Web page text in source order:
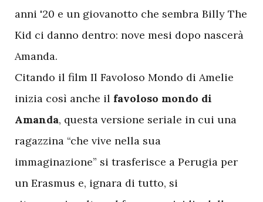
anni '20 e un giovanotto che sembra Billy The
Kid ci danno dentro: nove mesi dopo nascerà
Amanda.
Citando il film Il Favoloso Mondo di Amelie
inizia così anche il favoloso mondo di
Amanda, questa versione seriale in cui una
ragazzina “che vive nella sua
immaginazione” si trasferisce a Perugia per
un Erasmus e, ignara di tutto, si